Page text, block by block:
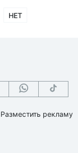
НЕТ
Разместить рекламу